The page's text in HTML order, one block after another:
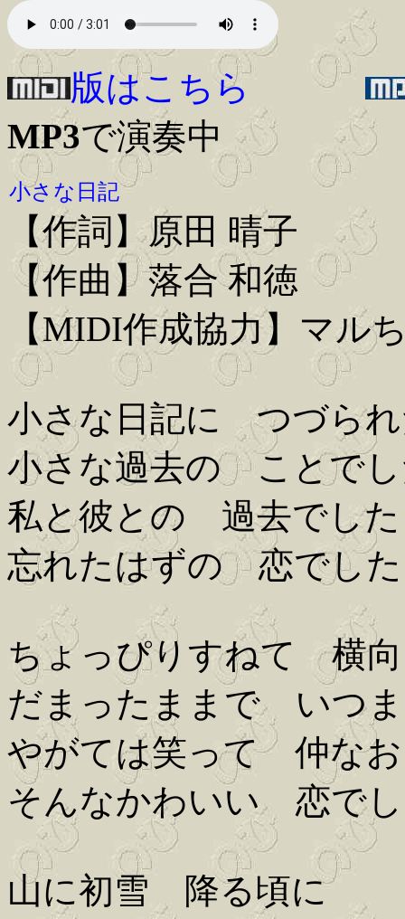
版はこちら
MP3で演奏中
小さな日記
【作詞】原田 晴子
【作曲】落合 和徳
【MIDI作成協力】マル
小さな日記に つづら
小さな過去の ことで
私と彼との 過去でした
忘れたはずの 恋でした
ちょっぴりすねて 横
だまったままで いつ
やがては笑って 仲な
そんなかわいい 恋で
山に初雪 降る頃に